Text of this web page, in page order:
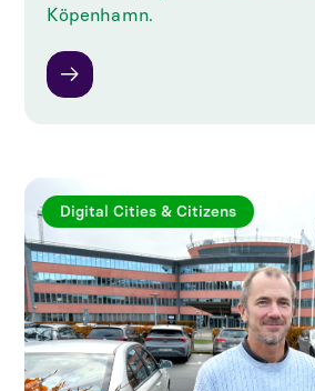
Köpenhamn.
Digital Cities & Citizens